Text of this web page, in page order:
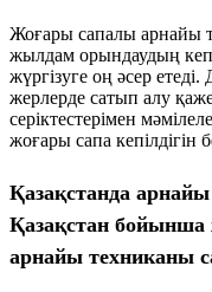
Жоғары сапалы арнайы
жылдам орындаудың
жүргізуге оң әсер
жерлерде сатып алу
серіктестерімен
жоғары сапа кепілдігін
Қазақстанда
Қазақстан
арнайы техниканы